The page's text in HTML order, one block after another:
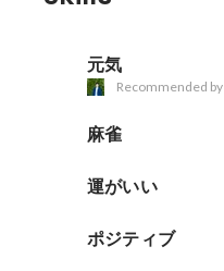
元気
Recommended by
麻雀
運がいい
ポジティブ